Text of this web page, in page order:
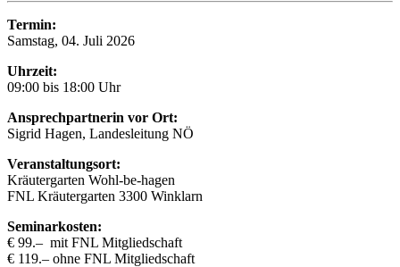
Termin:
Samstag, 04. Juli 2026
Uhrzeit:
09:00 bis 18:00 Uhr
Ansprechpartnerin vor Ort:
Sigrid Hagen, Landesleitung NÖ
Veranstaltungsort:
Kräutergarten Wohl-be-hagen
FNL Kräutergarten 3300 Winklarn
Seminarkosten:
€ 99.– mit FNL Mitgliedschaft
€ 119.– ohne FNL Mitgliedschaft